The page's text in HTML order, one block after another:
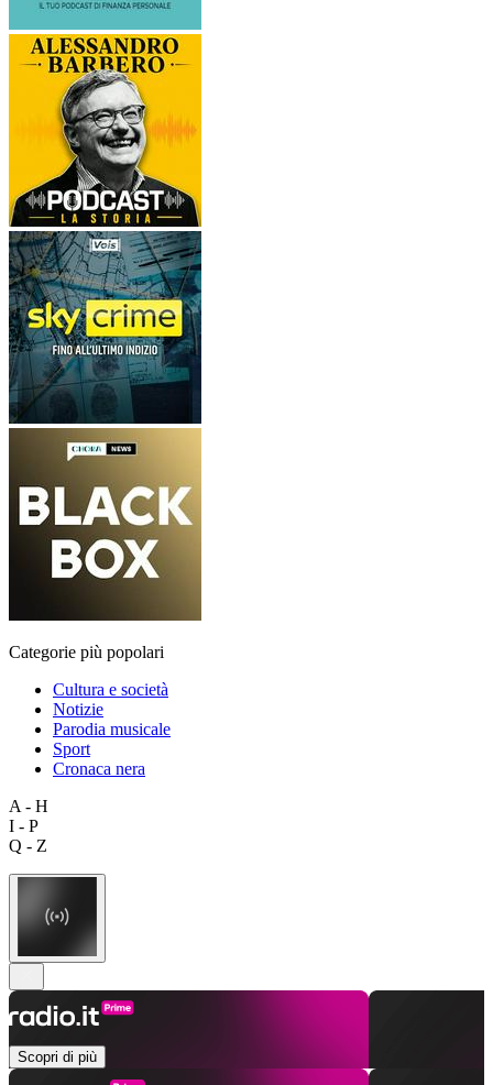
Categorie più popolari
Cultura e società
Notizie
Parodia musicale
Sport
Cronaca nera
A - H
I - P
Q - Z
Scopri di più